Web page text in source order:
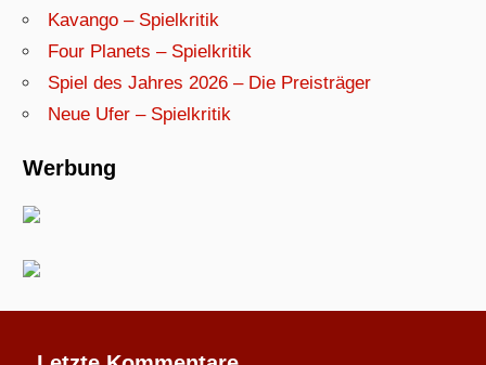
Kavango – Spielkritik
Four Planets – Spielkritik
Spiel des Jahres 2026 – Die Preisträger
Neue Ufer – Spielkritik
Werbung